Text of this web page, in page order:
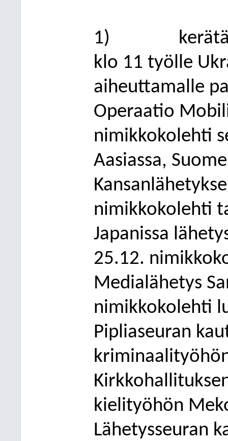
1)
klo 11 työlle
aiheuttamalle
Operaatio
nimikkokolehti
Aasiassa,
nimikkokolehti
Japanissa
25.12.
Medialähetys
nimikkokolehti
Pipliaseuran
kielityöhön
Lähetysseuran